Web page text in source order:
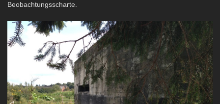
Beobachtungsscharte.